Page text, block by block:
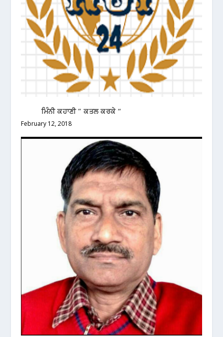
ਮਿੰਨੀ ਕਹਾਣੀ ” ਕਤਲ ਕਰਕੇ “
February 12, 2018